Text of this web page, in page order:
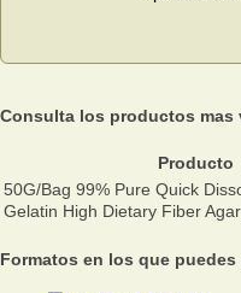
Consulta los productos mas
Producto
50G/Bag 99% Pure Quick
Gelatin High Dietary Fiber
Formatos en los que puedes